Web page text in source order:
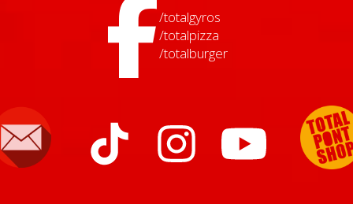
/totalgyros
/totalpizza
/totalburger